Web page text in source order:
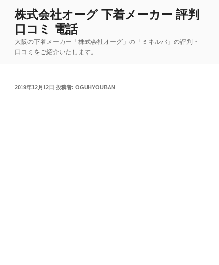
株式会社オーグ 下着メーカー 評判
口コミ 電話
大阪の下着メーカー「株式会社オーグ」の「ミネルバ」の評判・
口コミをご紹介いたします。
投
2019年12月12日 投稿者: OGUHYOUBAN